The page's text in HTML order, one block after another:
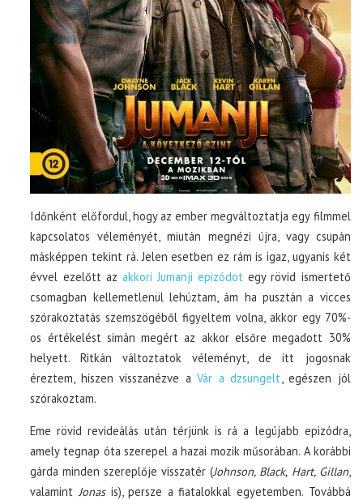
Időnként előfordul, hogy az ember megváltoztatja egy filmmel
kapcsolatos véleményét, miután megnézi újra, vagy csupán
másképpen tekint rá. Jelen esetben ez rám is igaz, ugyanis két
évvel ezelőtt az akkori Jumanji epizódot egy rövid ismertető
csomagban kellemetlenül lehúztam, ám ha pusztán a vicces
szórakoztatás szemszögéből figyeltem volna, akkor egy 70%-
os értékelést simán megért az akkor elsőre megadott 30%
helyett. Ritkán változtatok véleményt, de itt jogosnak
éreztem, hiszen visszanézve aVár a dzsungelt, egészen jól
szórakoztam.
Eme rövid revideálás után térjünk is rá a legújabb epizódra,
amely tegnap óta szerepel a hazai mozik műsorában. A korábbi
gárda minden szereplője visszatér (Johnson, Black, Hart, Gillan,
valamintJonasis), persze a fiatalokkal egyetemben. Továbbá